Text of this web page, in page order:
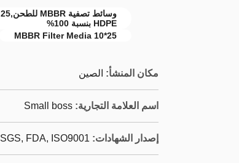
HDPE بنسبة 100%
25*10 MBBR Filter Media
مكان المنشأ: الصين
اسم العلامة التجارية: Small boss
إصدار الشهادات: SGS, FDA, ISO9001